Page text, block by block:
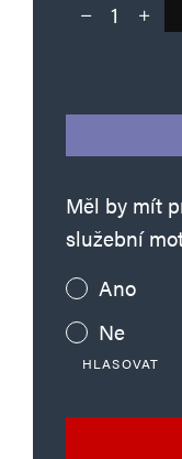
Deník TO –
Měl by mít
služební
Ano
Ne
HLASOVAT